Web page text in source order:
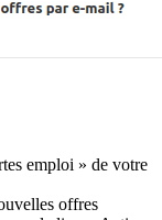
emploi » de votre
offres